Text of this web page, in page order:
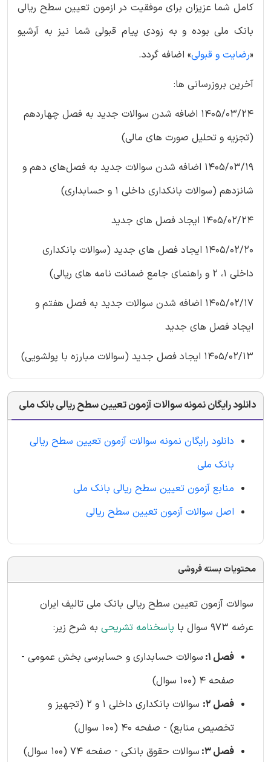
کامل شما عزیزان برای موفقیت در ازمون تعیین سطح ریالی
بانک ملی بوده و به زودی پیام قبولی شما نیز به آرشیو
«رضایت و قبولی» اضافه گردد.
آخرین بروزرسانی ها:
1405/03/24 اضافه شدن سوالات جدید به فصل چهاردهم
(تجزیه و تحلیل صورت های مالی)
1405/03/19 اضافه شدن سوالات جدید به فصل‌های دهم و
شانزدهم (سوالات بانکداری داخلی 1 و حسابداری)
1405/02/24 ایجاد فصل های جدید
1405/02/20 ایجاد فصل های جدید (سوالات بانکداری
داخلی 1، 2 و راهنمای جامع ضمانت نامه های ریالی)
1405/02/17 اضافه شدن سوالات جدید به فصل هفتم و
ایجاد فصل های جدید
1405/02/13 ایجاد فصل جدید (سوالات مبارزه با پولشویی)
دانلود رایگان نمونه سوالات آزمون تعیین سطح ریالی بانک ملی
دانلود رایگان نمونه سوالات آزمون تعیین سطح ریالی
بانک ملی
منابع آزمون تعیین سطح ریالی بانک ملی
اصل سوالات آزمون تعیین سطح ریالی
محتویات بسته فروشی
سوالات آزمون تعیین سطح ریالی بانک ملی تالیف ایران
عرضه 973 سوال
با پاسخنامه تشریحی به شرح زیر:
فصل 1:
سوالات حسابداری و حسابرسی بخش عمومی -
صفحه 4 (100 سوال)
فصل 2:
سوالات بانکداری داخلی 1 و 2 (تجهیز و
تخصیص منابع) - صفحه 40 (100 سوال)
فصل 3:
سوالات حقوق بانکی - صفحه 74 (100 سوال)